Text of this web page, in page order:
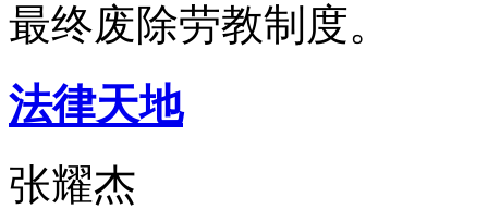
最终废除劳教制度。
法律天地
张耀杰